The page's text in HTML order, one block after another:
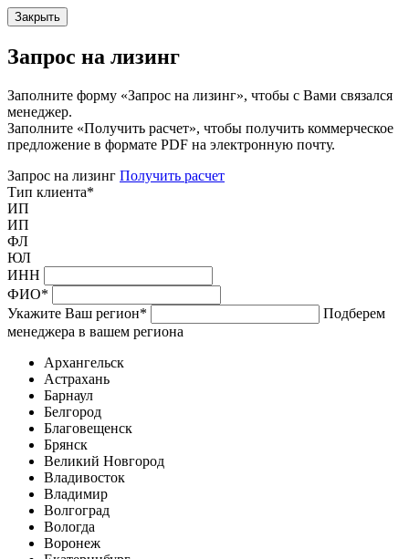
Закрыть
Запрос на лизинг
Заполните форму «Запрос на лизинг», чтобы с Вами связался
менеджер.
Заполните «Получить расчет», чтобы получить коммерческое
предложение в формате PDF на электронную почту.
Запрос на лизинг Получить расчет
Тип клиента*
ИП
ИП
ФЛ
ЮЛ
ИНН
ФИО*
Укажите Ваш регион*
Подберем
менеджера в вашем региона
Архангельск
Астрахань
Барнаул
Белгород
Благовещенск
Брянск
Великий Новгород
Владивосток
Владимир
Волгоград
Вологда
Воронеж